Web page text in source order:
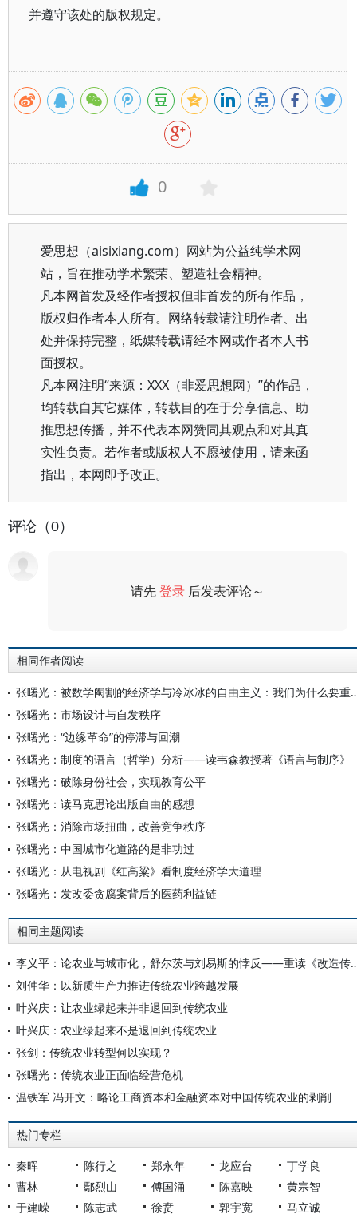
并遵守该处的版权规定。
0
爱思想（aisixiang.com）网站为公益纯学术网
站，旨在推动学术繁荣、塑造社会精神。
凡本网首发及经作者授权但非首发的所有作品，
版权归作者本人所有。网络转载请注明作者、出
处并保持完整，纸媒转载请经本网或作者本人书
面授权。
凡本网注明“来源：XXX（非爱思想网）”的作品，
均转载自其它媒体，转载目的在于分享信息、助
推思想传播，并不代表本网赞同其观点和对其真
实性负责。若作者或版权人不愿被使用，请来函
指出，本网即予改正。
评论（0）
请先登录 后发表评论～
相同作者阅读
张曙光：被数学阉割的经济学与冷
张曙光：市场设计与自发秩序
张曙光：“边缘革命”的停滞与回潮
张曙光：制度的语言（哲学）分析——读韦森教授著《语言与制序》
张曙光：破除身份社会，实现教育公平
张曙光：读马克思论出版自由的感想
张曙光：消除市场扭曲，改善竞争秩序
张曙光：中国城市化道路的是非功过
张曙光：从电视剧《红高粱》看制度经济学大道理
张曙光：发改委贪腐案背后的医药利益链
相同主题阅读
李义平：论农业与城市化，舒尔茨与
刘仲华：以新质生产力推进传统农业跨越发展
叶兴庆：让农业绿起来并非退回到传统农业
叶兴庆：农业绿起来不是退回到传统农业
张剑：传统农业转型何以实现？
张曙光：传统农业正面临经营危机
温铁军 冯开文：略论工商资本和金融资本对中国传统农业的剥削
热门专栏
秦晖 陈行之 郑永年 龙应台
丁学良
曹林
鄢烈山 傅国涌 陈嘉映
黄宗智
于建嵘
陈志武 徐贲 郭宇宽 马立诚